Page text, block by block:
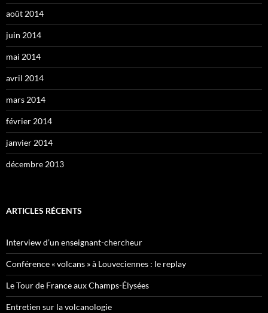
août 2014
juin 2014
mai 2014
avril 2014
mars 2014
février 2014
janvier 2014
décembre 2013
ARTICLES RÉCENTS
Interview d’un enseignant-chercheur
Conférence « volcans » à Louveciennes : le replay
Le Tour de France aux Champs-Élysées
Entretien sur la volcanologie